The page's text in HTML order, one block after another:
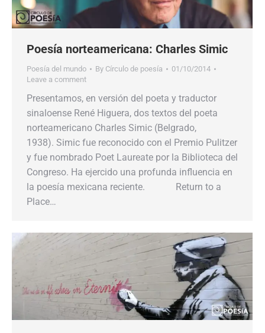
Poesía norteamericana: Charles Simic
Poesía del mundo By Círculo de poesía
01/10/2014
Leave a comment
Presentamos, en versión del poeta y traductor
sinaloense René Higuera, dos textos del poeta
norteamericano Charles Simic (Belgrado,
1938). Simic fue reconocido con el Premio Pulitzer
y fue nombrado Poet Laureate por la Biblioteca del
Congreso. Ha ejercido una profunda influencia en
la poesía mexicana reciente. Return to a
Place…